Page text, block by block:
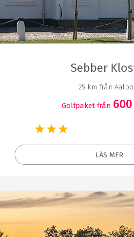
Sebber
25 km från
Golfpaket från
LÄS MER